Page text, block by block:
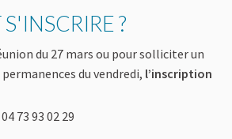
?
du 27 mars ou pour solliciter un
du vendredi, l’inscription
04 73 93 02 29